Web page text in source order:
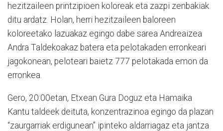
hezitzaileen printzipioen koloreak eta zazpi zenbakiak
ditu ardatz. Holan, herri hezitzaileen baloreen
koloreetako lazuakaz egingo dabe sarea Andreaizea
Andra Taldekoakaz batera eta pelotakaden erronkeari
jagokonean, peloteari baietz 777 pelotakada emon da
erronkea.
Gero, 20:00etan, Etxean Gura Doguz eta Hamaika
Kantu taldeek deituta, konzentrazinoa egingo da plazan
“zaurgarriak erdigunean” ipinteko aldarriagaz eta jantza